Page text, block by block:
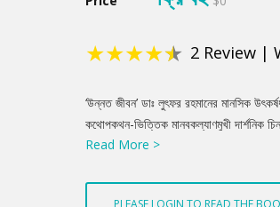
★★★★★ 2 Review |
Product
Summery
‘উন্নত জীবন’ ডাঃ লুৎফর রহমানের মানসিক
কথোপকথন-ভিত্তিক মানবকল্যাণমুখী দার্শনিক
লিখেছেন পাপ, মিথ্যা, অন্যায়, অত্যাচারের
Read More >